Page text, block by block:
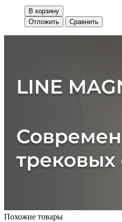
В корзину
Отложить
Сравнить
Похожие товары